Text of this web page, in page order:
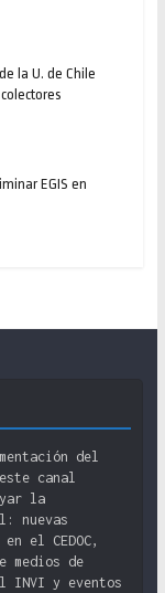
la U. de Chile
EGIS en
del
canal
la
nuevas
el CEDOC,
medios de
INVI y eventos